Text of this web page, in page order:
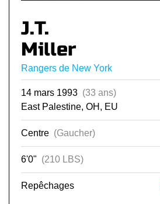
J.T.
Miller
Rangers de New York
14 mars 1993 (33 ans)
East Palestine, OH, EU
Centre (Gaucher)
6'0" (210 LBS)
Repêchages